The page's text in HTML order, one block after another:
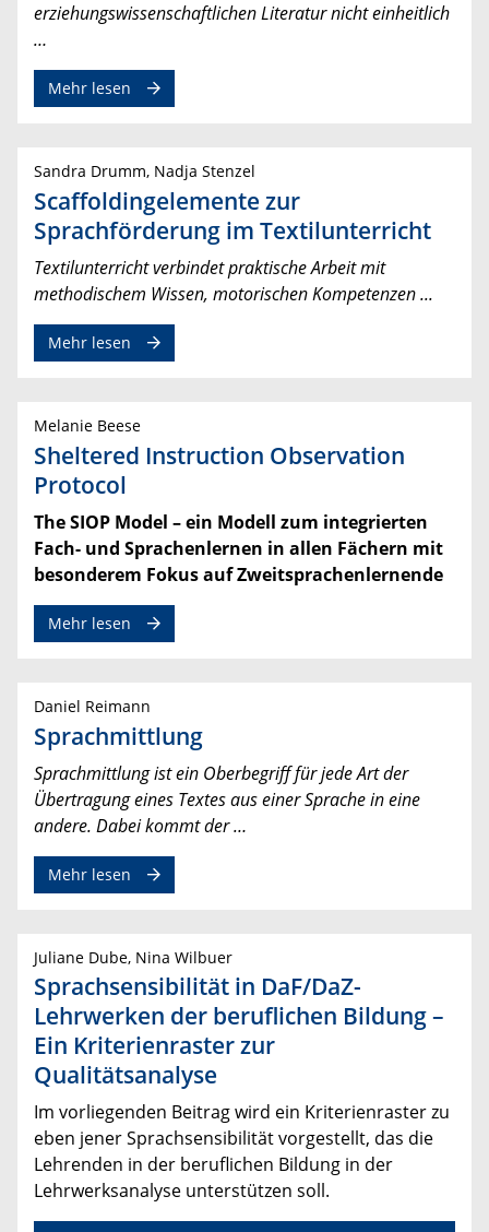
erziehungswissenschaftlichen Literatur nicht einheitlich
…
Mehr lesen
Sandra Drumm, Nadja Stenzel
Scaffoldingelemente zur
Sprachförderung im Textilunterricht
Textilunterricht verbindet praktische Arbeit mit
methodischem Wissen, motorischen Kompetenzen ...
Mehr lesen
Melanie Beese
Sheltered Instruction Observation
Protocol
The SIOP Model – ein Modell zum integrierten
Fach- und Sprachenlernen in allen Fächern mit
besonderem Fokus auf Zweitsprachenlernende
Mehr lesen
Daniel Reimann
Sprachmittlung
Sprachmittlung ist ein Oberbegriff für jede Art der
Übertragung eines Textes aus einer Sprache in eine
andere. Dabei kommt der …
Mehr lesen
Juliane Dube, Nina Wilbuer
Sprachsensibilität in DaF/DaZ-
Lehrwerken der beruflichen Bildung –
Ein Kriterienraster zur
Qualitätsanalyse
Im vorliegenden Beitrag wird ein Kriterienraster zu
eben jener Sprachsensibilität vorgestellt, das die
Lehrenden in der beruflichen Bildung in der
Lehrwerksanalyse unterstützen soll.